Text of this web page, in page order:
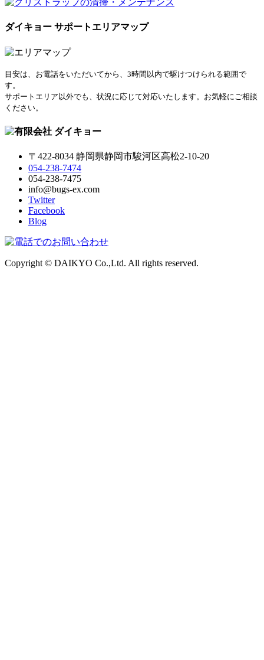
ダイキョー サポートエリアマップ
目安は、お電話をいただいてから、3時間以内で駆けつけられる範囲で
す。
サポートエリア以外でも、状況に応じて対応いたします。お気軽にご相談
ください。
〒422-8034 静岡県静岡市駿河区高松2-10-20
054-238-7474
054-238-7475
info@bugs-ex.com
Twitter
Facebook
Blog
Copyright © DAIKYO Co.,Ltd. All rights reserved.